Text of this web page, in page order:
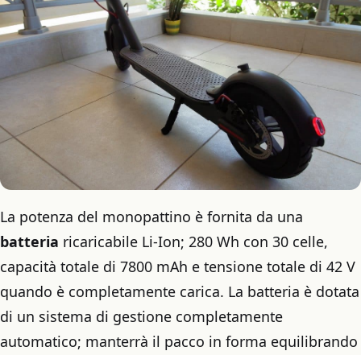
La potenza del monopattino è fornita da una
batteria ricaricabile Li-Ion; 280 Wh con 30 celle,
capacità totale di 7800 mAh e tensione totale di 42 V
quando è completamente carica. La batteria è dotata
di un sistema di gestione completamente
automatico; manterrà il pacco in forma equilibrando